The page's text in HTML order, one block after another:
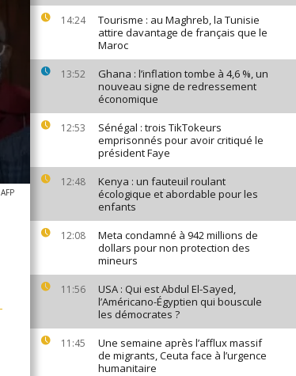
14:24
Tourisme : au Maghreb, la Tunisie
attire davantage de français que le
Maroc
13:52
Ghana : l’inflation tombe à 4,6 %, un
nouveau signe de redressement
économique
12:53
Sénégal : trois TikTokeurs
emprisonnés pour avoir critiqué le
président Faye
12:48
Kenya : un fauteuil roulant
écologique et abordable pour les
enfants
12:08
Meta condamné à 942 millions de
dollars pour non protection des
mineurs
11:56
USA : Qui est Abdul El-Sayed,
l’Américano-Égyptien qui bouscule
les démocrates ?
11:45
Une semaine après l’afflux massif
de migrants, Ceuta face à l’urgence
humanitaire
AFP